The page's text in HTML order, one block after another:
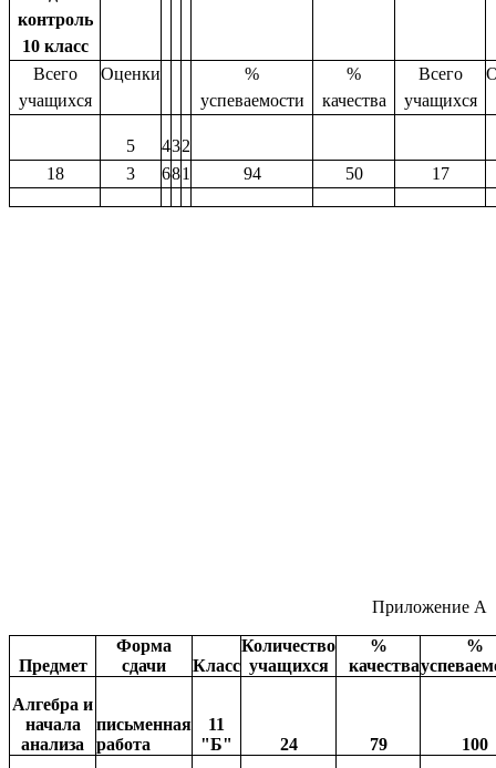
контроль
10 класс
Всего
учащихся
Оценки
%
успеваемости
%
качества
Всего
учащихся
5 432
18
3 681 94 50 17
Приложение А
Предмет
Форма
сдачи
Класс
Количество
учащихся
%
качества
%
Алгебра и
начала
анализа
письменная
работа
11
"Б"
24 79 100